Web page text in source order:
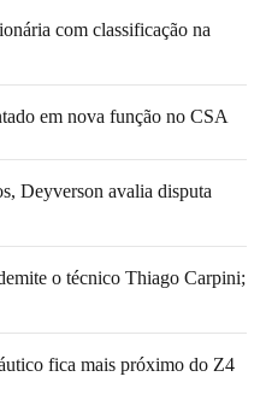
com classificação na
em nova função no CSA
Deyverson avalia disputa
o técnico Thiago Carpini;
fica mais próximo do Z4